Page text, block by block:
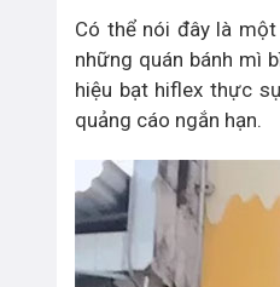
Có thể nói đây là
những quán bánh mì
hiệu bạt hiflex thực
quảng cáo ngắn hạn.